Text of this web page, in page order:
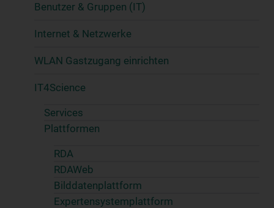
Benutzer & Gruppen (IT)
Internet & Netzwerke
WLAN Gastzugang einrichten
IT4Science
Services
Plattformen
RDA
RDAWeb
Bilddatenplattform
Expertensystemplattform